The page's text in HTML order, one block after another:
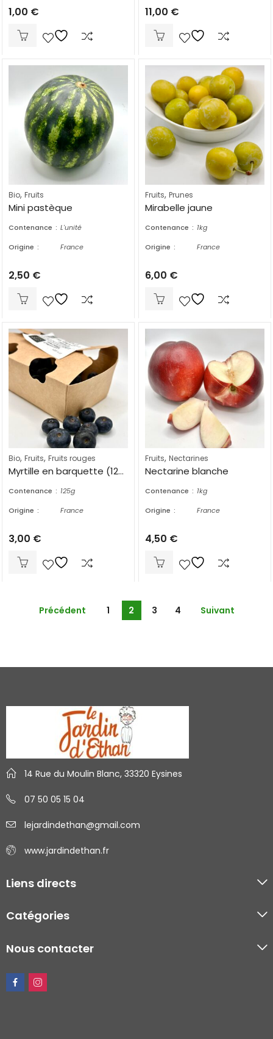
1,00 € 11,00 €
Bio, Fruits
Mini pastèque
Contenance
L'unité
Origine
France
2,50 €
Fruits, Prunes
Mirabelle jaune
Contenance
1kg
Origine
France
6,00 €
Bio, Fruits, Fruits rouges
Myrtille en barquette (125g)
Contenance
125g
Origine
France
3,00 €
Fruits, Nectarines
Nectarine blanche
Contenance
1kg
Origine
France
4,50 €
Précédent 1 2 3 4 Suivant
14 Rue du Moulin Blanc, 33320 Eysines
07 50 05 15 04
lejardindethan@gmail.com
www.jardindethan.fr
Liens directs
Catégories
Nous contacter